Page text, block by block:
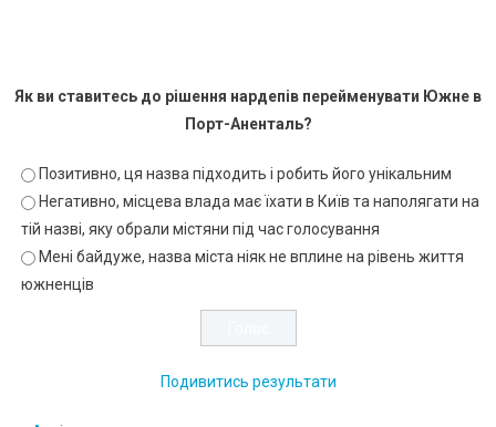
Як ви ставитесь до рішення нардепів перейменувати Южне в
Порт-Аненталь?
Позитивно, ця назва підходить і робить його унікальним
Негативно, місцева влада має їхати в Київ та наполягати на
тій назві, яку обрали містяни під час голосування
Мені байдуже, назва міста ніяк не вплине на рівень життя
южненців
Подивитись результати